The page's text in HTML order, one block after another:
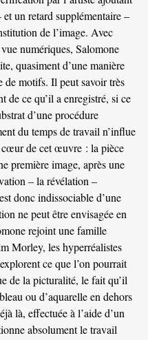
un retard supplémentaire –
de l’image. Avec
numériques, Salomone
quasiment d’une manière
de motifs. Il peut savoir très
de ce qu’il a enregistré, si ce
d’une procédure
du temps de travail n’influe
cœur de cet œuvre : la pièce
première image, après une
– la révélation –
donc indissociable d’une
ne peut être envisagée en
rejoint une famille
Morley, les hyperréalistes
ce que l’on pourrait
de la picturalité, le fait qu’il
ou d’aquarelle en dehors
là, effectuée à l’aide d’un
absolument le travail